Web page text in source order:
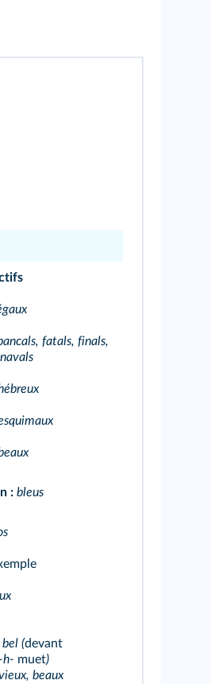
fatals, finals,
: bleus
(devant
-h- muet)
beaux